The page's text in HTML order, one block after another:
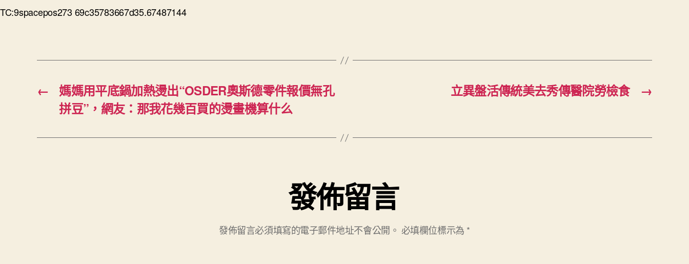
TC:9spacepos273 69c35783667d35.67487144
←
媽媽用平底鍋加熱燙出“OSDER奧斯德零件報價無孔
拼豆”，網友：那我花幾百買的燙畫機算什么
→
立異盤活傳統美去秀傳醫院勞檢食
發佈留言
發佈留言必須填寫的電子郵件地址不會公開。 必填欄位標示為 *